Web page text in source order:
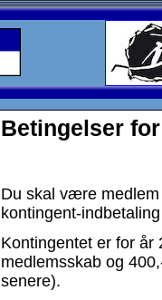
Betingelser
Du skal være
kontingent-
Kontingentet er for år
medlemsskab og
senere).